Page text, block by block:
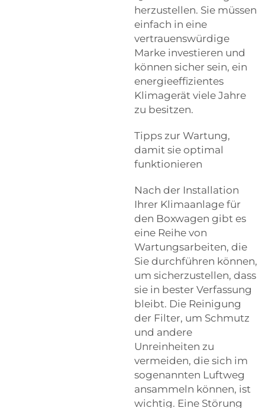
herzustellen. Sie müssen
einfach in eine
vertrauenswürdige
Marke investieren und
können sicher sein, ein
energieeffizientes
Klimagerät viele Jahre
zu besitzen.
Tipps zur Wartung,
damit sie optimal
funktionieren
Nach der Installation
Ihrer Klimaanlage für
den Boxwagen gibt es
eine Reihe von
Wartungsarbeiten, die
Sie durchführen können,
um sicherzustellen, dass
sie in bester Verfassung
bleibt. Die Reinigung
der Filter, um Schmutz
und andere
Unreinheiten zu
vermeiden, die sich im
sogenannten Luftweg
ansammeln können, ist
wichtig. Eine Störung